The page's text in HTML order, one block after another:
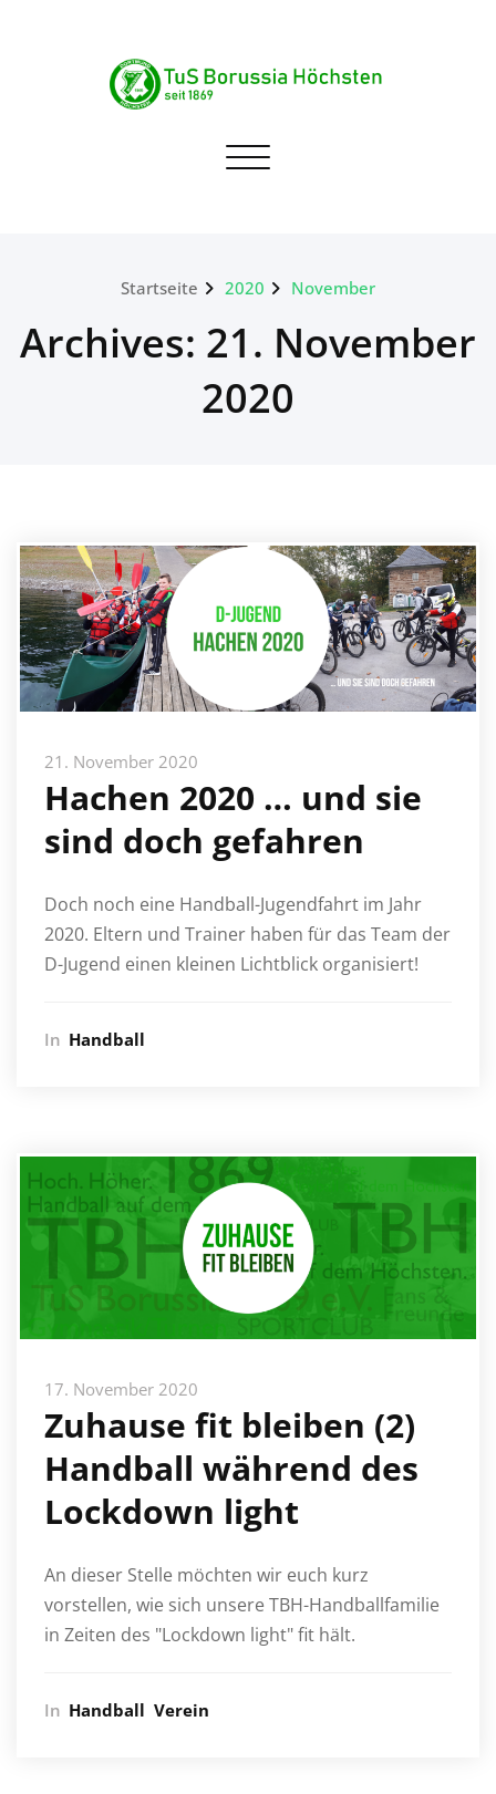
TuS Borussia Höchsten
Navigation umschalten
Startseite 2020 November
Archives: 21. November
2020
21. November 2020
Hachen 2020 … und sie
sind doch gefahren
Doch noch eine Handball-Jugendfahrt im Jahr
2020. Eltern und Trainer haben für das Team der
D-Jugend einen kleinen Lichtblick organisiert!
In Handball
17. November 2020
Zuhause fit bleiben (2)
Handball während des
Lockdown light
An dieser Stelle möchten wir euch kurz
vorstellen, wie sich unsere TBH-Handballfamilie
in Zeiten des "Lockdown light" fit hält.
In Handball Verein